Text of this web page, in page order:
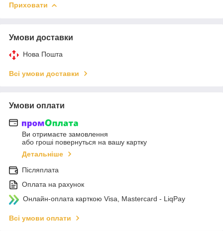
Приховати
Умови доставки
Нова Пошта
Всі умови доставки
Умови оплати
Ви отримаєте замовлення
або гроші повернуться на вашу картку
Детальніше
Післяплата
Оплата на рахунок
Онлайн-оплата карткою Visa, Mastercard - LiqPay
Всі умови оплати